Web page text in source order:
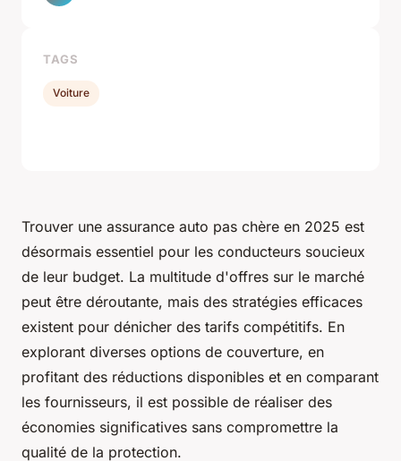
Trouver une assurance auto pas chère en 2025 est
désormais essentiel pour les conducteurs soucieux
de leur budget. La multitude d'offres sur le marché
peut être déroutante, mais des stratégies efficaces
existent pour dénicher des tarifs compétitifs. En
explorant diverses options de couverture, en
profitant des réductions disponibles et en comparant
les fournisseurs, il est possible de réaliser des
économies significatives sans compromettre la
qualité de la protection.
TAGS
Voiture